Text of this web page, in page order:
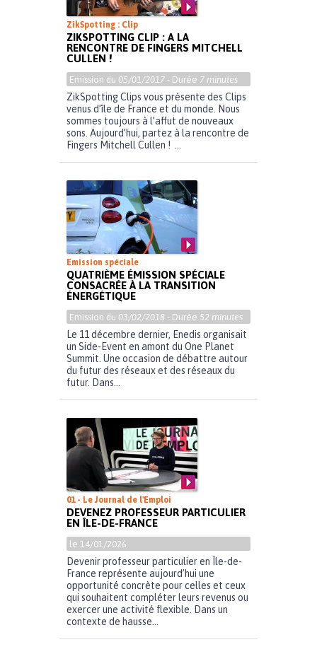
ZikSpotting : Clip
ZIKSPOTTING CLIP : A LA
RENCONTRE DE FINGERS MITCHELL
CULLEN !
Emission du 05/01/2017 - Durée 7 minutes
ZikSpotting Clips vous présente des Clips
venus d’île de France et du monde. Nous
sommes toujours à l’affut de nouveaux
sons. Aujourd’hui, partez à la rencontre de
Fingers Mitchell Cullen ! ...
Emission spéciale
QUATRIÈME ÉMISSION SPÉCIALE
CONSACRÉE À LA TRANSITION
ÉNERGÉTIQUE
Emission du 03/02/2018 - Durée 52 minutes
Le 11 décembre dernier, Enedis organisait
un Side-Event en amont du One Planet
Summit. Une occasion de débattre autour
du futur des réseaux et des réseaux du
futur. Dans...
01 - Le Journal de l'Emploi
DEVENEZ PROFESSEUR PARTICULIER
EN ÎLE-DE-FRANCE
le 14/01/2026
Devenir professeur particulier en Île-de-
France représente aujourd’hui une
opportunité concrète pour celles et ceux
qui souhaitent compléter leurs revenus ou
exercer une activité flexible. Dans un
contexte de hausse...